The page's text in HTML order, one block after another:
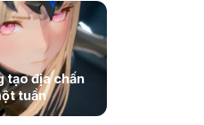
tạo địa chấn
tuần